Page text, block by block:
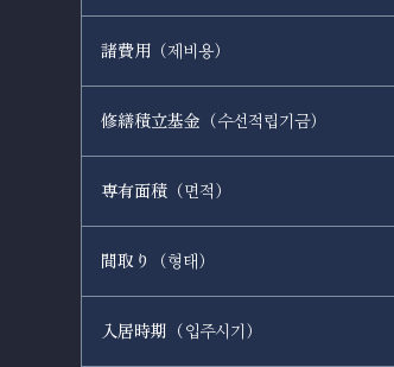
諸費用（제비용）
修繕積立基金（수선적립기금）
専有面積（면적 ）
間取り（형태 ）
入居時期（ 입주시기 ）